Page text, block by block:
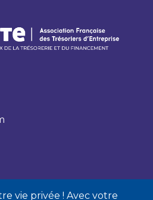
vie privée ! Avec votre